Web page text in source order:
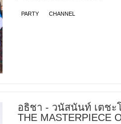
PARTY CHANNEL
อธิชา - วนัสนันท์ เตชะ
THE MASTERPIECE